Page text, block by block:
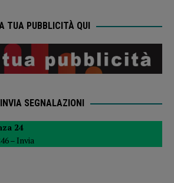
TUA PUBBLICITÀ QUI
INVIA SEGNALAZIONI
24
– Invia